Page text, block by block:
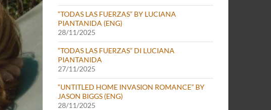
“TODAS LAS FUERZAS” BY LUCIANA
PIANTANIDA (ENG)
28/11/2025
“TODAS LAS FUERZAS” DI LUCIANA
PIANTANIDA
27/11/2025
“UNTITLED HOME INVASION ROMANCE” BY
JASON BIGGS (ENG)
28/11/2025